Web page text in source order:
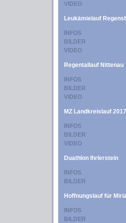
VIDEO
Leukämielauf
INFOS
BILDER
VIDEO
Regentallauf Nittenau
INFOS
BILDER
VIDEO
MZ Landkreislauf 2017
INFOS
BILDER
VIDEO
Duathlon Ihrlerstein
INFOS
BILDER
Hoffnungslauf für
INFOS
BILDER